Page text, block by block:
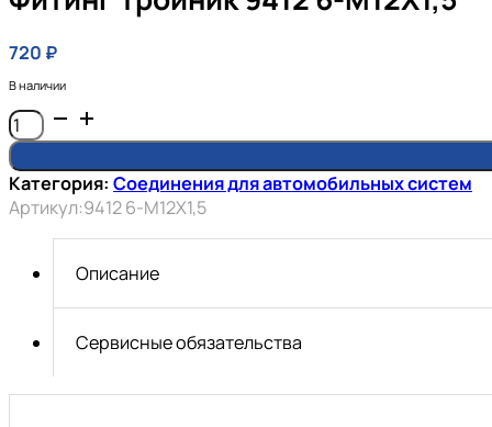
720 ₽
В наличии
Количество
товара
Фитинг
тройник
9412
Категория: Соединения для автомобильных систем
Артикул:9412 6-M12X1,5
Описание
Сервисные обязательства